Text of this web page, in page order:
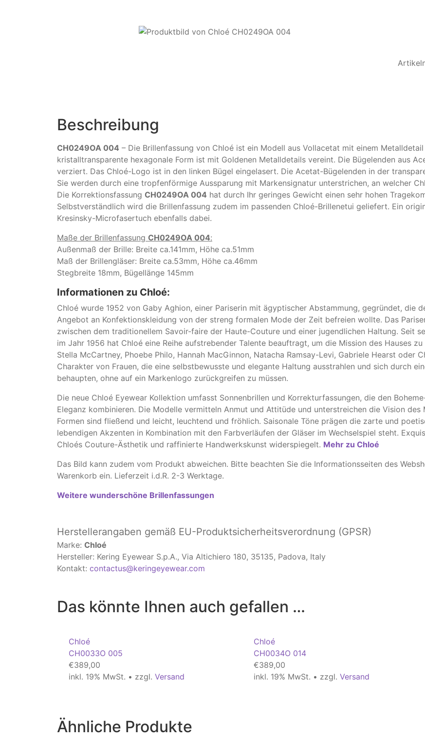
Beschreibung
CH0249OA 004 – Die Brillenfassung von Chloé ist ein Modell aus Vollacetat mit einem
kristalltransparente hexagonale Form ist mit Goldenen Metalldetails vereint. Die Bügelenden aus
verziert. Das Chloé-Logo ist in den linken Bügel eingelasert. Die Acetat-Bügelenden in der
Sie werden durch eine tropfenförmige Aussparung mit Markensignatur unterstrichen, an welcher
Die Korrektionsfassung CH0249OA 004 hat durch Ihr geringes Gewicht einen sehr hohen
Selbstverständlich wird die Brillenfassung zudem im passenden Chloé-Brillenetui geliefert. Ein
Kresinsky-Microfasertuch ebenfalls dabei.
Maße der Brillenfassung CH0249OA 004:
Außenmaß der Brille: Breite ca.141mm, Höhe ca.51mm
Maß der Brillengläser: Breite ca.53mm, Höhe ca.46mm
Stegbreite 18mm, Bügellänge 145mm
Informationen zu Chloé:
Chloé wurde 1952 von Gaby Aghion, einer Pariserin mit ägyptischer Abstammung, gegründet, die
Angebot an Konfektionskleidung von der streng formalen Mode der Zeit befreien wollte. Das
zwischen dem traditionellem Savoir-faire der Haute-Couture und einer jugendlichen Haltung. Seit
im Jahr 1956 hat Chloé eine Reihe aufstrebender Talente beauftragt, um die Mission des Hauses
Stella McCartney, Phoebe Philo, Hannah MacGinnon, Natacha Ramsay-Levi, Gabriele Hearst oder
Charakter von Frauen, die eine selbstbewusste und elegante Haltung ausstrahlen und sich durch
behaupten, ohne auf ein Markenlogo zurückgreifen zu müssen.
Die neue Chloé Eyewear Kollektion umfasst Sonnenbrillen und Korrekturfassungen, die den
Eleganz kombinieren. Die Modelle vermitteln Anmut und Attitüde und unterstreichen die Vision
Formen sind fließend und leicht, leuchtend und fröhlich. Saisonale Töne prägen die zarte und
lebendigen Akzenten in Kombination mit den Farbverläufen der Gläser im Wechselspiel steht.
Chloés Couture-Ästhetik und raffinierte Handwerkskunst widerspiegelt. Mehr zu Chloé
Das Bild kann zudem vom Produkt abweichen. ​Bitte beachten Sie die Informationsseiten des
Warenkorb ein. Lieferzeit i.d.R. 2-3 Werktage.
Weitere wunderschöne Brillenfassungen
Herstellerangaben gemäß EU-Produktsicherheitsverordnung (GPSR)
Marke: Chloé
Hersteller: Kering Eyewear S.p.A., Via Altichiero 180, 35135, Padova, Italy
Kontakt: contactus@keringeyewear.com
Das könnte Ihnen auch gefallen …
Chloé
CH0033O 005
€389,00
inkl. 19% MwSt. • zzgl. Versand
Chloé
CH0034O 014
€389,00
inkl. 19% MwSt. • zzgl. Versand
Ähnliche Produkte